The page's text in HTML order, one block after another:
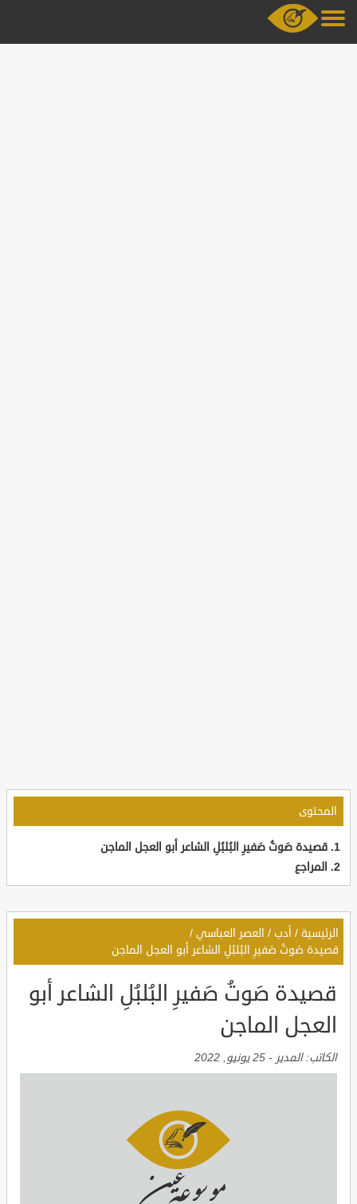
المحتوى
قصيدة صَوتُ صَفيرِ البُلبُلِ الشاعر أبو العجل الماجن
المراجع
الرئيسية / أدب / العصر العباسي /
قصيدة صَوتُ صَفيرِ البُلبُلِ الشاعر أبو العجل الماجن
قصيدة صَوتُ صَفيرِ البُلبُلِ الشاعر أبو
العجل الماجن
الكاتب:المدير - 25 يونيو, 2022